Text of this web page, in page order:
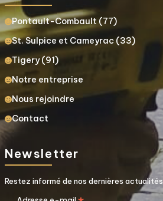
Pontault-Combault (77)
St. Sulpice et Cameyrac (33)
Tigery (91)
Notre entreprise
Nous rejoindre
Contact
Newsletter
Restez informé de nos dernières actualités